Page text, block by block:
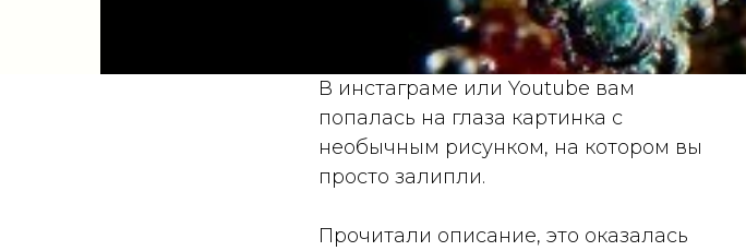
В инстаграме или Youtube вам
попалась на глаза картинка с
необычным рисунком, на котором вы
просто залипли.
Прочитали описание, это оказалась